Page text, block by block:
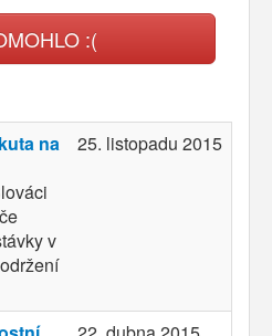
:(
na
v
25. listopadu 2015